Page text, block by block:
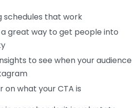
schedules that work
great way to get people into
to see when your audience
on what your CTA is